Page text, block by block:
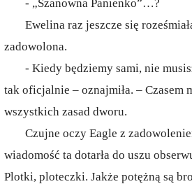
- „Szanowna Panienko”…?
Ewelina raz jeszcze się
zadowolona.
- Kiedy będziemy sami, nie
tak oficjalnie – oznajmiła. – Czasem
wszystkich zasad dworu.
Czujne oczy Eagle z
wiadomość ta dotarła do uszu
Plotki, ploteczki. Jakże potężną są